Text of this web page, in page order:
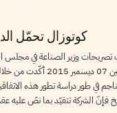
كوتوزال تحمّل
تصريحات وزير الصناعة في مجلس
موقعها الرسميّ يوم
في طور دراسة تطور هذه
الشركة تتقيّد بما نصّ عليه عقد